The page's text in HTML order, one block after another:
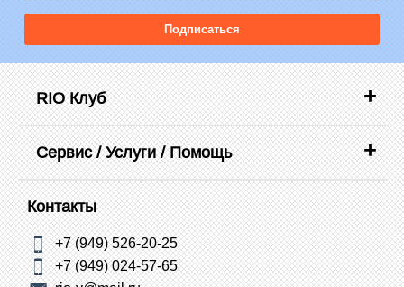
Подписаться
RIO Клуб
Сервис / Услуги / Помощь
Контакты
+7 (949) 526-20-25
+7 (949) 024-57-65